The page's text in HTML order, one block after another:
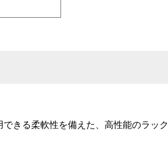
きる柔軟性を備えた、高性能のラック